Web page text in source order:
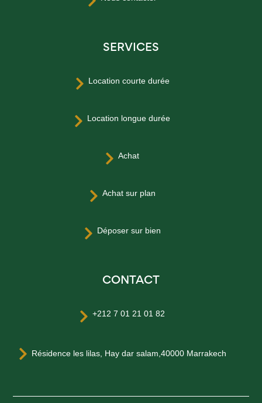
SERVICES
 Location courte durée
 Location longue durée
 Achat
 Achat sur plan
 Déposer sur bien
CONTACT
 +212 7 01 21 01 82
 Résidence les lilas, Hay dar salam,40000 Marrakech